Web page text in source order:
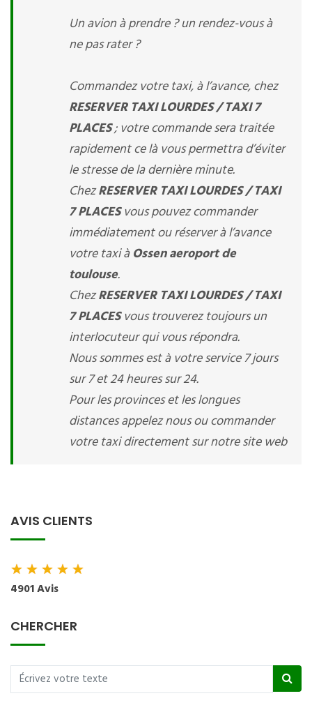
Un avion à prendre ? un rendez-vous à
ne pas rater ?
Commandez votre taxi, à l’avance, chez
RESERVER TAXI LOURDES / TAXI 7
PLACES; votre commande sera traitée
rapidement ce là vous permettra d’éviter
le stresse de la dernière minute.
ChezRESERVER TAXI LOURDES / TAXI
7 PLACESvous pouvez commander
immédiatement ou réserver à l’avance
votre taxi àOssen aeroport de
toulouse.
ChezRESERVER TAXI LOURDES / TAXI
7 PLACESvous trouverez toujours un
interlocuteur qui vous répondra.
Nous sommes est à votre service 7 jours
sur 7 et 24 heures sur 24.
Pour les provinces et les longues
distances appelez nous ou commander
votre taxi directement sur notre site web
AVIS CLIENTS
★★★★★
4901 Avis
CHERCHER